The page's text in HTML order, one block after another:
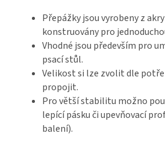
Přepážky jsou vyrobeny z
konstruovány pro
Vhodné jsou především pro
psací stůl.
Velikost si lze zvolit dle
propojit.
Pro větší stabilitu možno
lepící pásku či upevňovací
balení).